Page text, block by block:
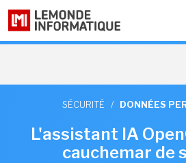
SÉCURITÉ / DONNÉES
L'assistant IA
cauchemar de